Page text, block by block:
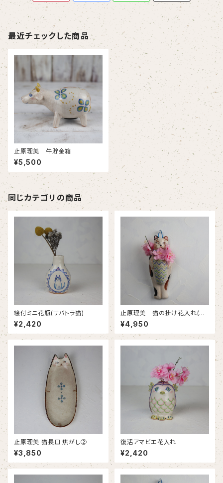
最近チェックした商品
止原理美 牛貯金箱
¥5,500
同じカテゴリの商品
絵付ミニ花瓶(サバトラ猫)
¥2,420
止原理美 猫の掛け花入れ(三
毛猫)
¥4,950
止原理美 猫長皿 焦がし②
¥3,850
復活アマビエ花入れ
¥2,420